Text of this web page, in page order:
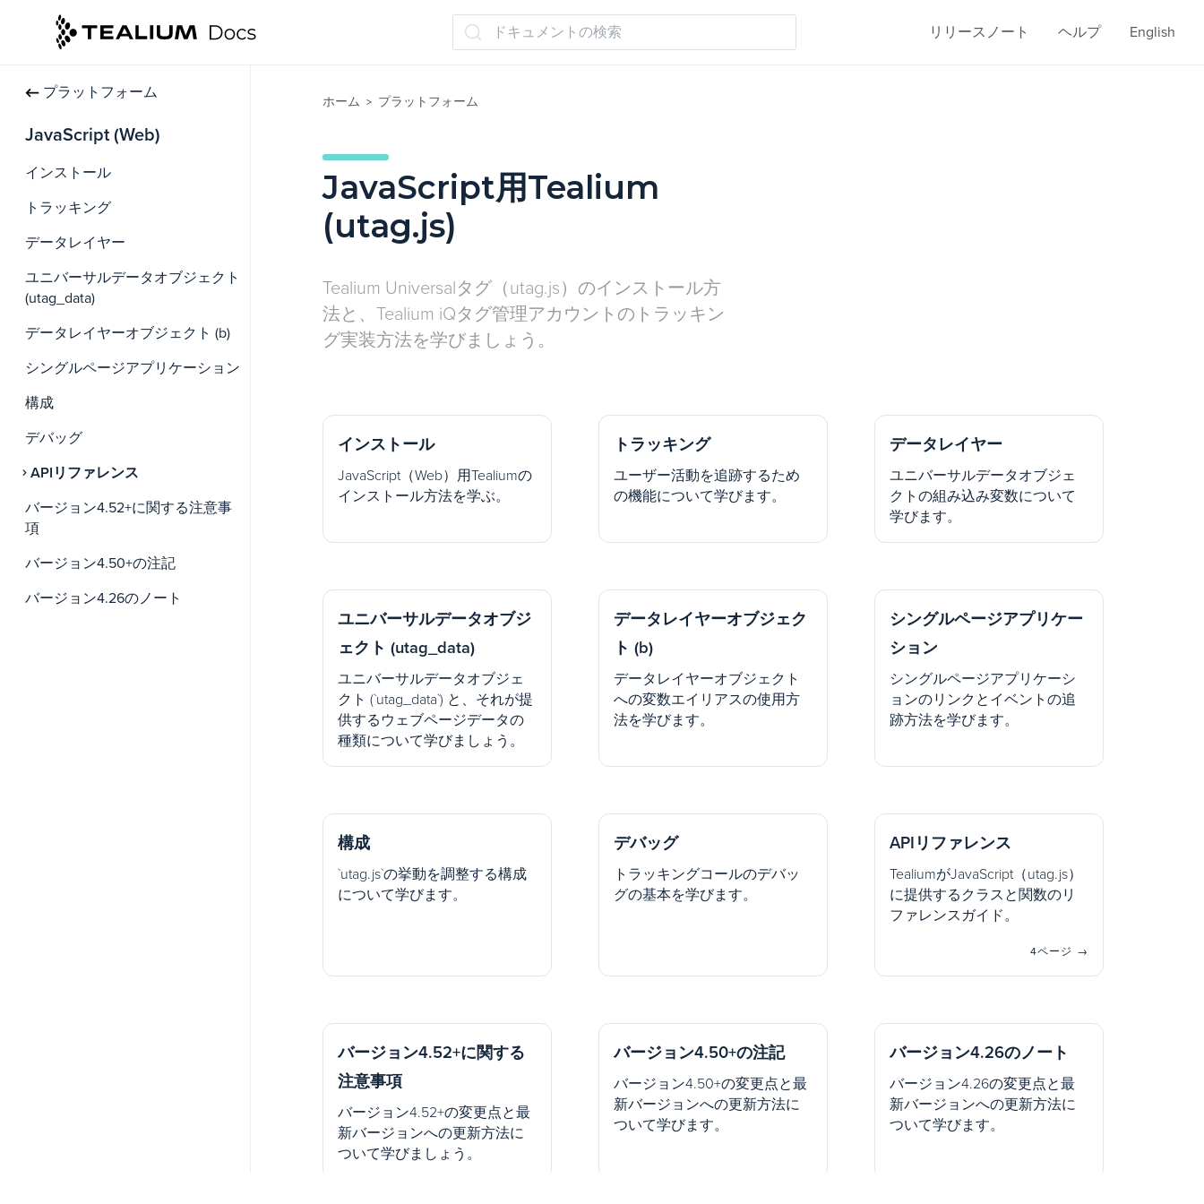
ドキュメントの検索 リリースノート ヘルプ English
プラットフォーム
JavaScript (Web)
インストール
トラッキング
データレイヤー
ユニバーサルデータオブジェクト
(utag_data)
データレイヤーオブジェクト (b)
シングルページアプリケーション
構成
デバッグ
APIリファレンス
バージョン4.52+に関する注意事
項
バージョン4.50+の注記
バージョン4.26のノート
ホーム > プラットフォーム
JavaScript用Tealium
(utag.js)
Tealium Universalタグ（utag.js）のインストール方
法と、Tealium iQタグ管理アカウントのトラッキン
グ実装方法を学びましょう。
インストール
JavaScript（Web）用Tealiumの
インストール方法を学ぶ。
トラッキング
ユーザー活動を追跡するため
の機能について学びます。
データレイヤー
ユニバーサルデータオブジェ
クトの組み込み変数について
学びます。
ユニバーサルデータオブジ
ェクト (utag_data)
ユニバーサルデータオブジェ
クト (`utag_data`) と、それが提
供するウェブページデータの
種類について学びましょう。
データレイヤーオブジェク
ト (b)
データレイヤーオブジェクト
への変数エイリアスの使用方
法を学びます。
シングルページアプリケー
ション
シングルページアプリケーシ
ョンのリンクとイベントの追
跡方法を学びます。
構成
`utag.js`の挙動を調整する構成
について学びます。
デバッグ
トラッキングコールのデバッ
グの基本を学びます。
APIリファレンス
TealiumがJavaScript（utag.js）
に提供するクラスと関数のリ
ファレンスガイド。
4ページ →
バージョン4.52+に関する
注意事項
バージョン4.52+の変更点と最
新バージョンへの更新方法に
ついて学びましょう。
バージョン4.50+の注記
バージョン4.50+の変更点と最
新バージョンへの更新方法に
ついて学びます。
バージョン4.26のノート
バージョン4.26の変更点と最
新バージョンへの更新方法に
ついて学びます。